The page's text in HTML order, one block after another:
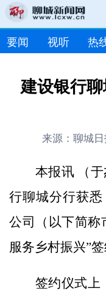
要闻 视听 热
建设银行
来源：聊城
本报讯 （于
行聊城分行获
公司（以下简称
服务乡村振兴”
签约仪式上，